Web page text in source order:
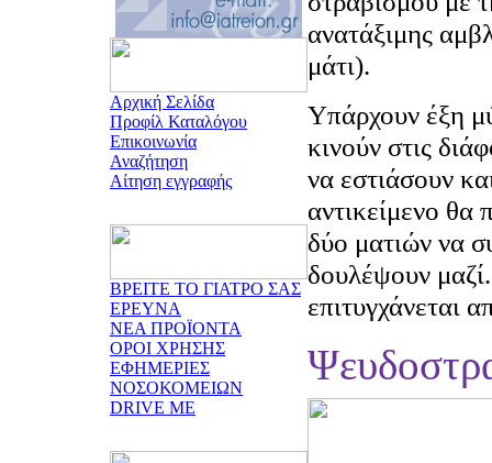
Αρχική Σελίδα
Προφίλ Καταλόγου
Επικοινωνία
Αναζήτηση
Αίτηση εγγραφής
ΒΡΕΙΤΕ ΤΟ ΓΙΑΤΡΟ ΣΑΣ
ΕΡΕΥΝΑ
ΝΕΑ ΠΡΟΪΟΝΤΑ
ΟΡΟΙ ΧΡΗΣΗΣ
ΕΦΗΜΕΡΙΕΣ
ΝΟΣΟΚΟΜΕΙΩΝ
DRIVE ME
ανατάξιμης
μάτι).
Υπάρχουν έξη
κινούν στις
να εστιάσουν
αντικείμενο θα
δύο ματιών να
δουλέψουν
επιτυγχάνεται